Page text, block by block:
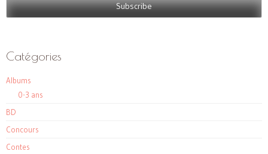
Catégories
Albums
0-3 ans
BD
Concours
Contes